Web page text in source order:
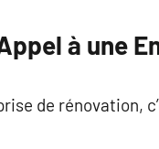
à une
de rénovation,